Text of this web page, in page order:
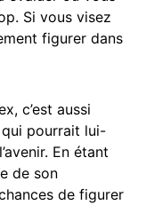
Si vous visez
figurer dans
c’est aussi
qui pourrait lui-
En étant
de son
de figurer